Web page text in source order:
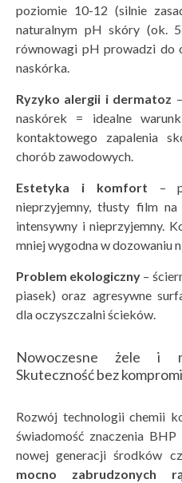
poziomie 10-12 (silnie
naturalnym pH skóry (ok.
równowagi pH prowadzi do
naskórka.
Ryzyko alergii i dermatoz
naskórek = idealne
kontaktowego zapalenia
chorób zawodowych.
Estetyka i komfort –
nieprzyjemny, tłusty film
intensywny i nieprzyjemny.
mniej wygodna w dozowaniu
Problem ekologiczny –
piasek) oraz agresywne
dla oczyszczalni ścieków.
Nowoczesne żele i
Skuteczność bez
Rozwój technologii chemii
świadomość znaczenia
nowej generacji środków
mocno zabrudzonych